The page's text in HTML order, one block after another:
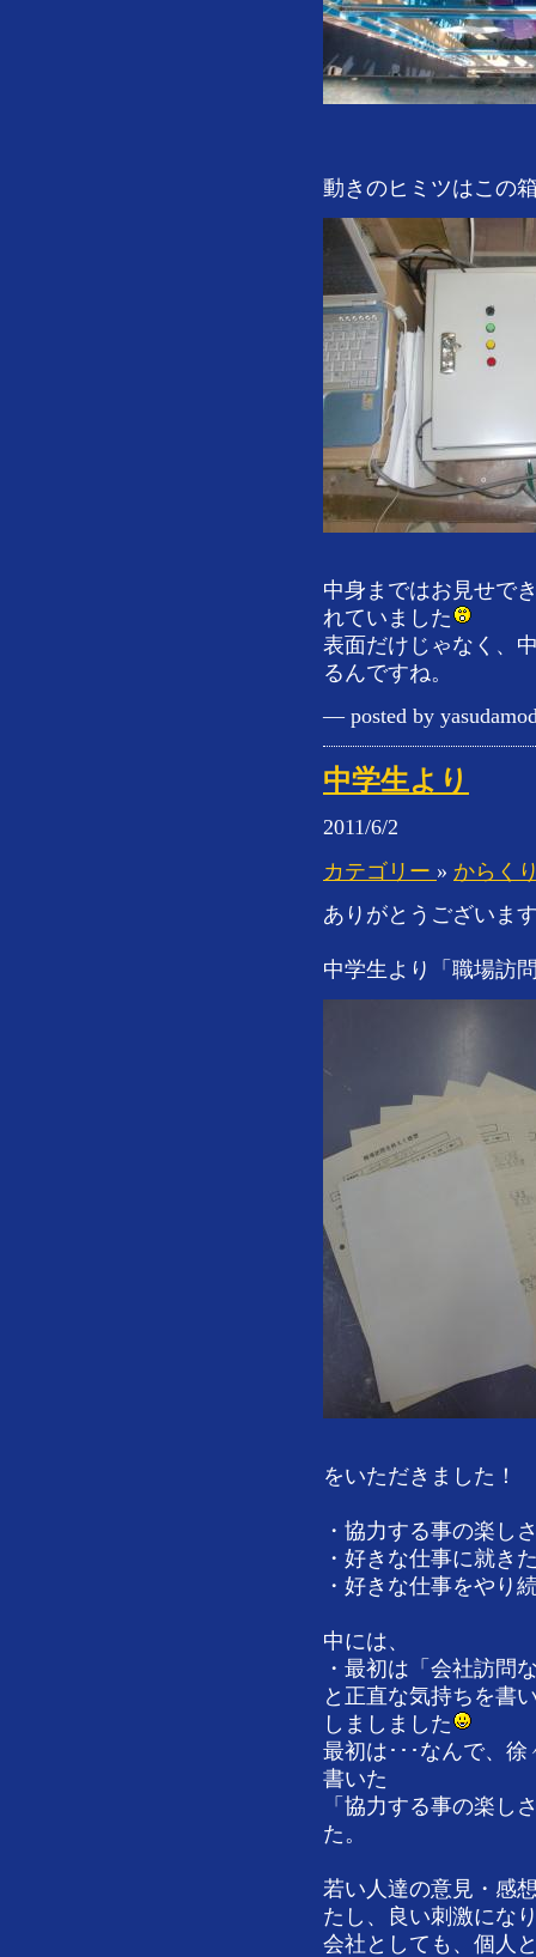
動きのヒミツはこの
中身まではお見せで
れていました
表面だけじゃなく、
るんですね。
— posted by
中学生より
2011/6/2
カテゴリー » からく
ありがとうございま
中学生より「職場訪
をいただきました！
・協力する事の楽し
・好きな仕事に就き
・好きな仕事をやり
中には、
・最初は「会社訪問
と正直な気持ちを書
しましました
最初は･･･なんで、
書いた
「協力する事の楽し
た。
若い人達の意見・感
たし、良い刺激にな
会社としても、個人